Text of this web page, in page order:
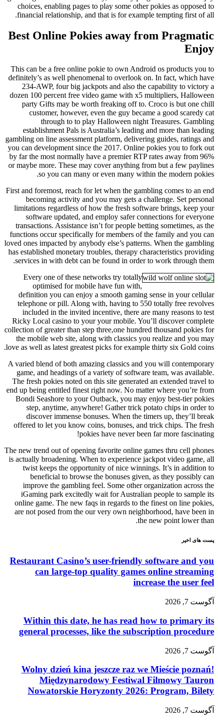
choices, enabling pages to play some other pokies as opposed to
financial relationship, and that is for example tempting first of all.
Best Online Pokies away from Pragmatic
Enjoy
This can be a free online pokie to own Android os products you to
definitely’s as well phenomenal to overlook on. In fact, which have
234-AWP, four big jackpots and also the capability to victory a
dozen 100 percent free video game with x5 multipliers, Halloween
party Gifts may be worth freaking off to. Croco is but one chill
customer, however, even the guy became a good scaredy cat
through to to play Halloween night Treasures. Gambling
establishment Pals is Australia’s leading and more than leading
gambling on line assessment platform, delivering guides, ratings and
you can development since the 2017. Online pokies you to fork out
by far the most normally have a premier RTP rates away from 96%
or maybe more. These may cover anything from but a few paylines
so you can many or even many within the modern pokies.
First and foremost, reach for let when the gambling comes to an end
becoming activity and you may gets a challenge. Set personal
limitations regardless of how the fresh software brings, keep your
software updated, and employ safer connections for everyone
transactions. Assistance isn’t for people betting sometimes, as the
functions occur specifically for members of the family and you can
loved ones impacted by anybody else’s patterns. When the gambling
has established monetary troubles, therapy characteristics providing
services in with debt can be found in order to work through them.
Every one of these networks try totally
optimised for mobile have fun with,
definition you can enjoy a smooth gaming sense in your cellular
telephone or pill. Along with, having to 550 totally free revolves
included in the invited incentive, there are many reasons to test
Ricky Local casino to your your mobile. You’ll discover complete
collection of greater than step three,one hundred thousand pokies for
the mobile web site, along with classics you realize and you may
love as well as latest greatest picks for example thirty six Gold coins.
A varied blend of both amazing classics and you will contemporary
game, and headings of a variety of software team, was available.
The fresh pokies noted on this site generated an extended travel to
end up being entitled finest right now. No matter where you’re from
Bondi Seashore to your Outback, you may enjoy best-tier pokies
step, anytime, anywhere! Gather trick potato chips in order to
discover immense bonuses. When the timers up, they’ll break
offered to let you know coins, bonuses, and trick chips. The fresh
pokies have never been far more fascinating!
The new trend out of opening favorite online games thru cell phones
is actually broadening. When to experience jackpot video game, all
twist keeps the opportunity of nice winnings. It’s in addition to
beneficial to browse the bonuses given, as they possibly can
improve the gambling feel. Some other organization across the
iGaming park excitedly wait for Australian people to sample its
online game. The new faqs in regards to the finest on line pokies,
are not posed from the our very own neighborhood, have been in
the new point lower than.
پست های اخیر
Restaurant Casino’s user-friendly software and you
can large-top quality games online streaming
increase the user feel
آگوست 7, 2026
Within this date, he has read how to primary its
general processes, like the subscription procedure
آگوست 7, 2026
Wolny dzień kina jeszcze raz we Mieście poznań!
Międzynarodowy Festiwal Filmowy Tauron
Nowatorskie Horyzonty 2026: Program, Bilety
آگوست 7, 2026